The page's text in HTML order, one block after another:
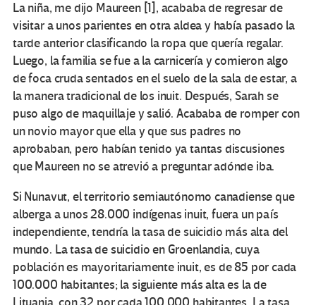
La niña, me dijo Maureen [1], acababa de regresar de
visitar a unos parientes en otra aldea y había pasado la
tarde anterior clasificando la ropa que quería regalar.
Luego, la familia se fue a la carnicería y comieron algo
de foca cruda sentados en el suelo de la sala de estar, a
la manera tradicional de los inuit. Después, Sarah se
puso algo de maquillaje y salió. Acababa de romper con
un novio mayor que ella y que sus padres no
aprobaban, pero habían tenido ya tantas discusiones
que Maureen no se atrevió a preguntar adónde iba.
Si Nunavut, el territorio semiautónomo canadiense que
alberga a unos 28.000 indígenas inuit, fuera un país
independiente, tendría la tasa de suicidio más alta del
mundo. La tasa de suicidio en Groenlandia, cuya
población es mayoritariamente inuit, es de 85 por cada
100.000 habitantes; la siguiente más alta es la de